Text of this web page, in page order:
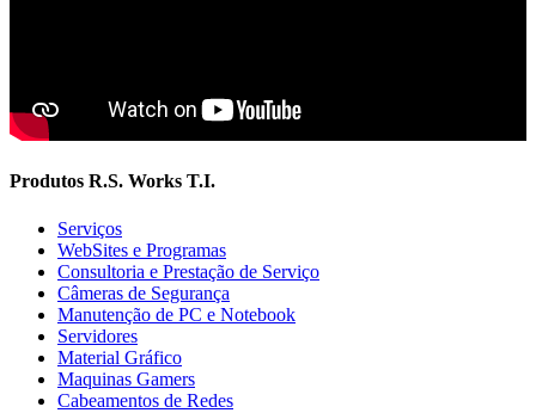
Produtos R.S. Works T.I.
Serviços
WebSites e Programas
Consultoria e Prestação de Serviço
Câmeras de Segurança
Manutenção de PC e Notebook
Servidores
Material Gráfico
Maquinas Gamers
Cabeamentos de Redes